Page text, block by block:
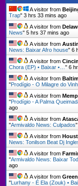
A visitor from
Trap"3 hrs 33 mins ago
A visitor from
News"5 hrs 37 mins ago
A visitor from
News: Baixar Afro house"6
A visitor from
Chora (EP) • Baixar •…"6
A visitor from
"Prodígio - O Milagre do
A visitor from
"Prodígio - A Palma
ago
A visitor from
"Armivaldo News: Culpados
A visitor from
News: Tonilson Beat Dj
A visitor from
"Armivaldo News: Baixar
ago
A visitor from
"Lurhany - É Ela (Zouk) •